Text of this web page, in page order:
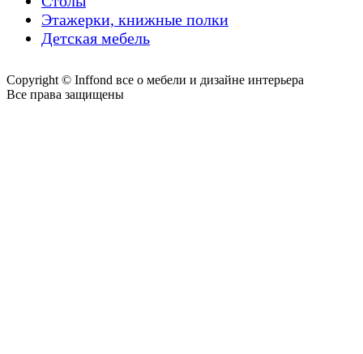
Этажерки, книжные полки
Детская мебель
Copyright © Inffond все о мебели и дизайне интерьера
Все права защищены